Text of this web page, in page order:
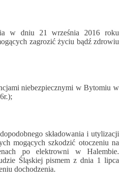
w dniu 21 września 2016 roku
zagrozić życiu bądź zdrowiu
niebezpiecznymi w Bytomiu w
składowania i utylizacji
mogących szkodzić otoczeniu na
po elektrowni w Halembie.
Śląskiej pismem z dnia 1 lipca
dochodzenia.